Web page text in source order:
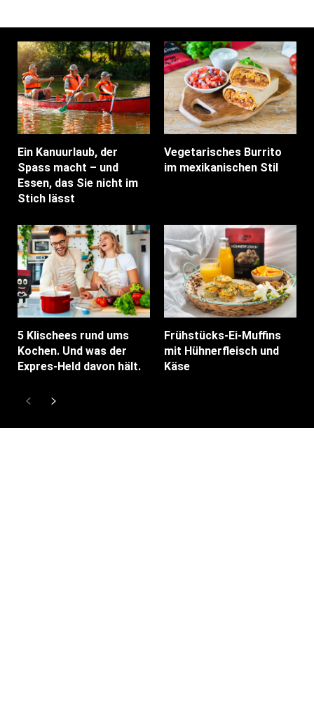
Ein Kanuurlaub, der
Spass macht – und
Essen, das Sie nicht im
Stich lässt
Vegetarisches Burrito
im mexikanischen Stil
5 Klischees rund ums
Kochen. Und was der
Expres-Held davon hält.
Frühstücks-Ei-Muffins
mit Hühnerfleisch und
Käse